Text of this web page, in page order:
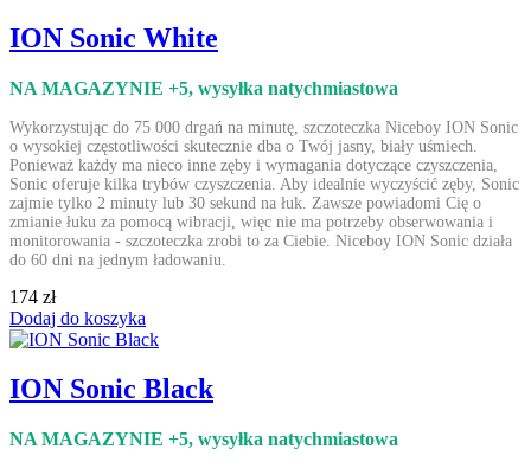
ION Sonic White
NA MAGAZYNIE +5, wysyłka natychmiastowa
Wykorzystując do 75 000 drgań na minutę, szczoteczka Niceboy ION Sonic
o wysokiej częstotliwości skutecznie dba o Twój jasny, biały uśmiech.
Ponieważ każdy ma nieco inne zęby i wymagania dotyczące czyszczenia,
Sonic oferuje kilka trybów czyszczenia. Aby idealnie wyczyścić zęby, Sonic
zajmie tylko 2 minuty lub 30 sekund na łuk. Zawsze powiadomi Cię o
zmianie łuku za pomocą wibracji, więc nie ma potrzeby obserwowania i
monitorowania - szczoteczka zrobi to za Ciebie. Niceboy ION Sonic działa
do 60 dni na jednym ładowaniu.
174 zł
Dodaj do koszyka
ION Sonic Black
NA MAGAZYNIE +5, wysyłka natychmiastowa